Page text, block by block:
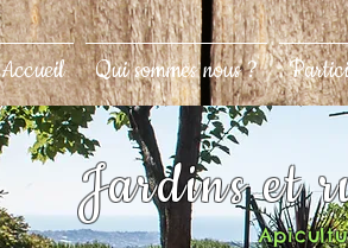
Accueil Qui sommes nous ?
Jardins et